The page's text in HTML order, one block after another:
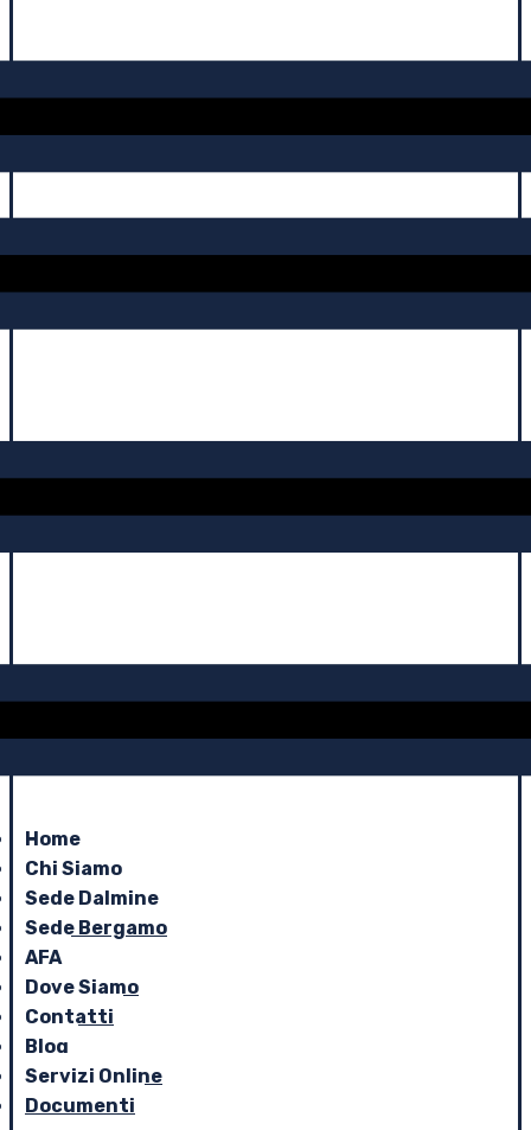
Home
Chi Siamo
Sede Dalmine
Sede Bergamo
AFA
Dove Siamo
Contatti
Blog
Servizi Online
Documenti